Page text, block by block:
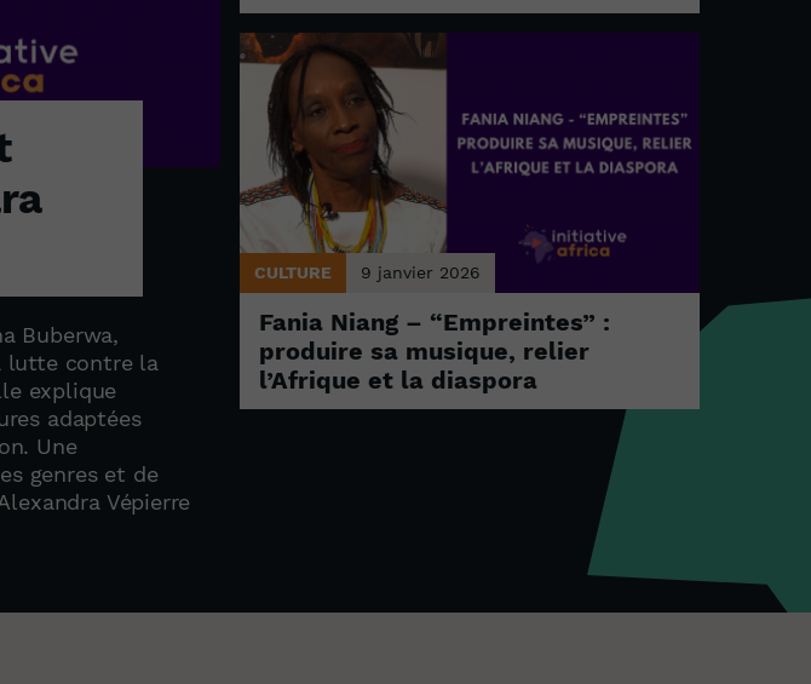
Buberwa,
lutte contre la
explique
adaptées
Une
genres et de
Vépierre
CULTURE 9 janvier 2026
Fania Niang – “Empreintes” :
produire sa musique, relier
l’Afrique et la diaspora